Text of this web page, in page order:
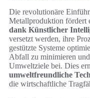
Die revolutionäre
Metallproduktion fördert
dank Künstlicher
versetzt werden, ihre
gestützte Systeme
Abfall zu minimieren
Umweltziele bei. Dies
umweltfreundliche
die wirtschaftliche